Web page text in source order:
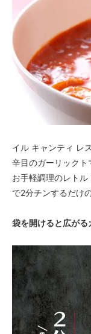
イル キャンティ レ
辛目のガーリックト
お手軽調理のレト
で2分チンするだけ
袋を開けると広が